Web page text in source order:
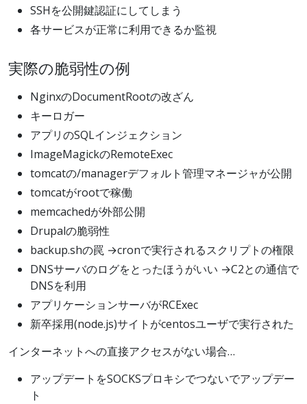
SSHを公開鍵認証にしてしまう
各サービスが正常に利用できるか監視
実際の脆弱性の例
NginxのDocumentRootの改ざん
キーロガー
アプリのSQLインジェクション
ImageMagickのRemoteExec
tomcatの/managerデフォルト管理マネージャが公開
tomcatがrootで稼働
memcachedが外部公開
Drupalの脆弱性
backup.shの罠 →cronで実行されるスクリプトの権限
DNSサーバのログをとったほうがいい →C2との通信で
DNSを利用
アプリケーションサーバがRCExec
新卒採用(node.js)サイトがcentosユーザで実行された
インターネットへの直接アクセスがない場合…
アップデートをSOCKSプロキシでつないでアップデー
ト